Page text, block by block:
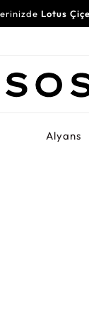
Lotus
Alyans